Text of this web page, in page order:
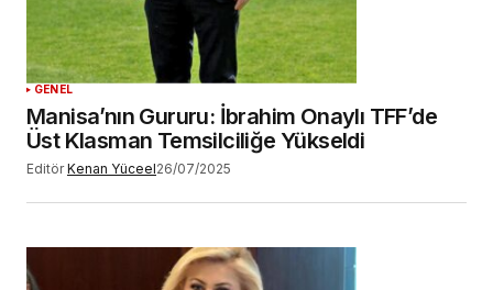
GENEL
Manisa’nın Gururu: İbrahim Onaylı TFF’de
Üst Klasman Temsilciliğe Yükseldi
Editör Kenan Yüceel26/07/2025